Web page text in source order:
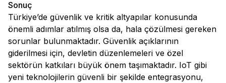
Sonuç
Türkiye’de güvenlik ve kritik altyapılar konusunda
önemli adımlar atılmış olsa da, hala çözülmesi gereken
sorunlar bulunmaktadır. Güvenlik açıklarının
giderilmesi için, devletin düzenlemeleri ve özel
sektörün katkıları büyük önem taşımaktadır. IoT gibi
yeni teknolojilerin güvenli bir şekilde entegrasyonu,